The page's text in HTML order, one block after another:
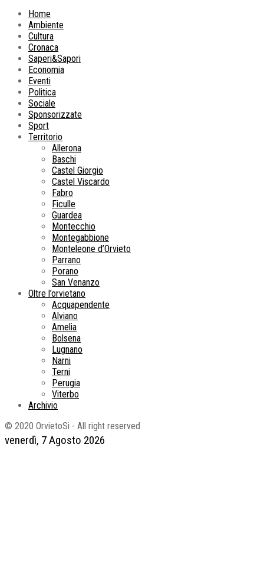
venerdì, 7 Agosto 2026
Home
Ambiente
Cultura
Cronaca
Saperi&Sapori
Economia
Eventi
Politica
Sociale
Sponsorizzate
Sport
Territorio
Allerona
Baschi
Castel Giorgio
Castel Viscardo
Fabro
Ficulle
Guardea
Montecchio
Montegabbione
Monteleone d’Orvieto
Parrano
Porano
San Venanzo
Oltre l’orvietano
Acquapendente
Alviano
Amelia
Bolsena
Lugnano
Narni
Terni
Perugia
Viterbo
Archivio
© 2020 OrvietoSi - All right reserved